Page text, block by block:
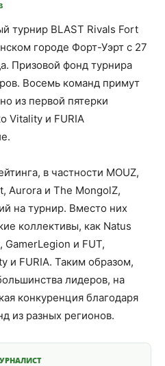
турнир BLAST Rivals Fort
городе Форт-Уэрт с 27
Призовой фонд турнира
Восемь команд примут
из первой пятерки
Vitality и FURIA
в частности MOUZ,
Aurora и The MongolZ,
на турнир. Вместо них
коллективы, как Natus
GamerLegion и FUT,
и FURIA. Таким образом,
лидеров, на
конкуренция благодаря
из разных регионов.